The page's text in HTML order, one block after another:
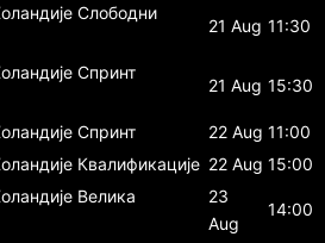
Слободни
21 Aug 11:30
Спринт
21 Aug 15:30
Спринт 22 Aug 11:00
Квалификације 22 Aug 15:00
Велика
23
Aug
14:00